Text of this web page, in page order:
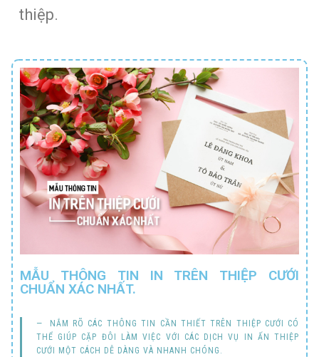
thiệp.
MẪU THÔNG TIN IN TRÊN THIỆP CƯỚI
CHUẨN XÁC NHẤT.
NẮM RÕ CÁC THÔNG TIN CẦN THIẾT TRÊN THIỆP CƯỚI CÓ
THỂ GIÚP CẶP ĐÔI LÀM VIỆC VỚI CÁC DỊCH VỤ IN ẤN THIỆP
CƯỚI MỘT CÁCH DỄ DÀNG VÀ NHANH CHÓNG.